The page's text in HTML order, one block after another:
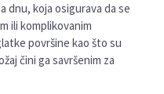
dnu, koja osigurava da se
ili komplikovanim
površine kao što su
čini ga savršenim za